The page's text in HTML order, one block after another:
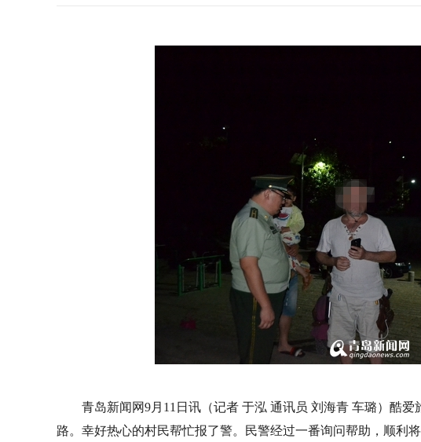
青岛新闻网9月11日讯（记者 于泓 通讯员 刘海青 车璐）酷
路。幸好热心的村民帮忙报了警。民警经过一番询问帮助，顺利将